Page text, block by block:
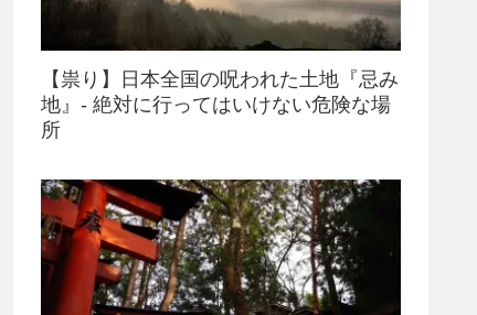
【祟り】日本全国の呪われた土地『忌み
地』- 絶対に行ってはいけない危険な場
所